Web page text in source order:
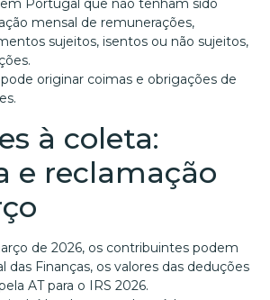
Portugal que não tenham sido
mensal de remunerações,
sujeitos, isentos ou não sujeitos,
originar coimas e obrigações de
à coleta:
e reclamação
de 2026, os contribuintes podem
das Finanças, os valores das deduções
AT para o IRS 2026.